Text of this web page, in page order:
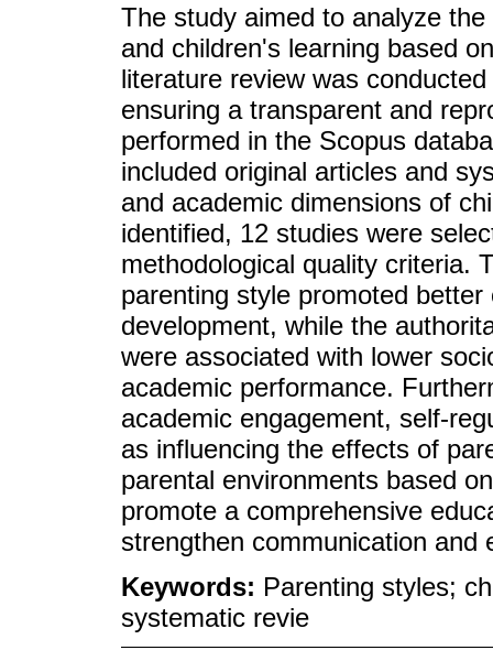
The study aimed to analyze
and children's learning based
literature review was
ensuring a transparent and
performed in the Scopus
included original articles and
and academic dimensions of
identified, 12 studies were
methodological quality criteria.
parenting style promoted
development, while the
were associated with lower
academic performance.
academic engagement, self-
as influencing the effects of
parental environments based
promote a comprehensive
strengthen communication and
Keywords: Parenting styles;
systematic revie